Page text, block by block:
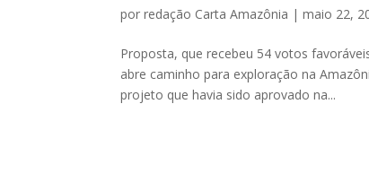
porredação Carta Amazônia |maio 22,
Proposta, que recebeu 54 votos
abre caminho para exploração na
projeto que havia sido aprovado na...